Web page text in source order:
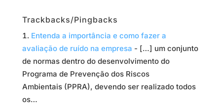
Trackbacks/Pingbacks
Entenda a importância e como fazer a
avaliação de ruído na empresa - […] um conjunto
de normas dentro do desenvolvimento do
Programa de Prevenção dos Riscos
Ambientais (PPRA), devendo ser realizado todos
os…